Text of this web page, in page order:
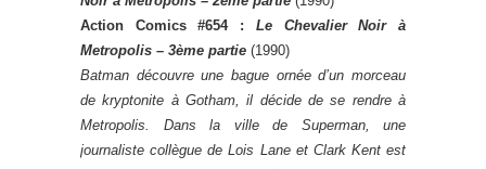
Action Comics #654 : Le Chevalier Noir à
Metropolis – 3ème partie (1990)
Batman découvre une bague ornée d’un morceau
de kryptonite à Gotham, il décide de se rendre à
Metropolis. Dans la ville de Superman, une
journaliste collègue de Lois Lane et Clark Kent est